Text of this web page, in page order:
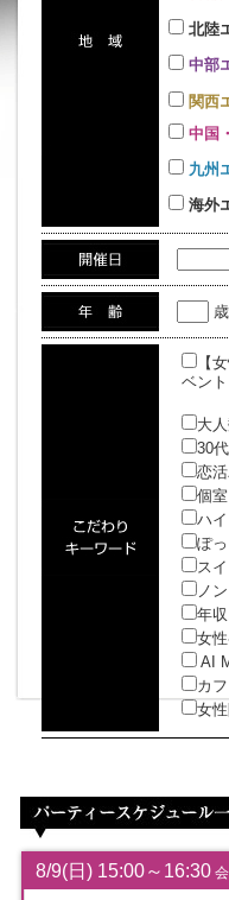
北陸
中部
関西
中国
九州
海外
【
ベント
大
30
恋
個
ハ
ぽ
ス
ノ
年
女
AI
カ
女
8/9(日) 15:00～16:30